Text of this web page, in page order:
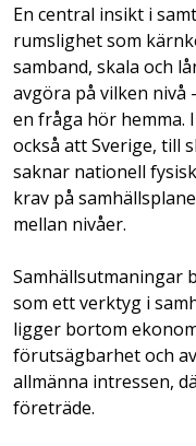
En central insikt i
rumslighet som
samband, skala och
avgöra på vilken nivå
en fråga hör hemma.
också att Sverige, till
saknar nationell
krav på
mellan nivåer.
Samhällsutmaningar
som ett verktyg i
ligger bortom
förutsägbarhet och
allmänna intressen,
företräde.